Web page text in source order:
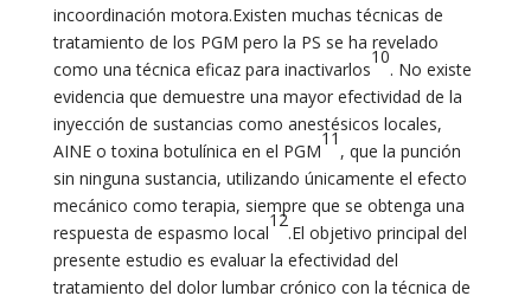
incoordinación motora.Existen muchas técnicas de
tratamiento de los PGM pero la PS se ha revelado
como una técnica eficaz para inactivarlos
10
. No existe
evidencia que demuestre una mayor efectividad de la
inyección de sustancias como anestésicos locales,
AINE o toxina botulínica en el PGM
11
, que la punción
sin ninguna sustancia, utilizando únicamente el efecto
mecánico como terapia, siempre que se obtenga una
respuesta de espasmo local
12
.El objetivo principal del
presente estudio es evaluar la efectividad del
tratamiento del dolor lumbar crónico con la técnica de